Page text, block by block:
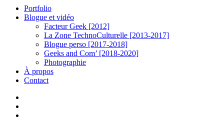
Portfolio
Blogue et vidéo
Facteur Geek [2012]
La Zone TechnoCulturelle [2013-2017]
Blogue perso [2017-2018]
Geeks and Com’ [2018-2020]
Photographie
À propos
Contact